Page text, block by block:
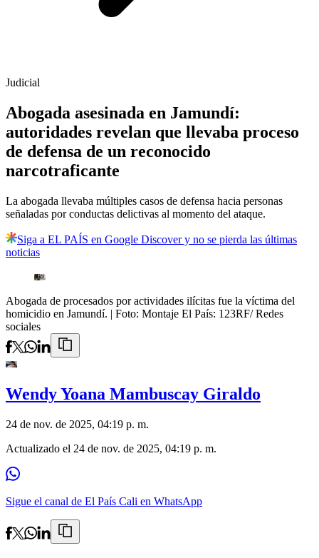
Judicial
Abogada asesinada en Jamundí:
autoridades revelan que llevaba proceso
de defensa de un reconocido
narcotraficante
La abogada llevaba múltiples casos de defensa hacia personas
señaladas por conductas delictivas al momento del ataque.
Siga a EL PAÍS en Google Discover y no se pierda las últimas
noticias
Abogada de procesados por actividades ilícitas fue la víctima del
homicidio en Jamundí. | Foto: Montaje El País: 123RF/ Redes
sociales
Wendy Yoana Mambuscay Giraldo
24 de nov. de 2025, 04:19 p. m.
Actualizado el 24 de nov. de 2025, 04:19 p. m.
Sigue el canal de El País Cali en WhatsApp